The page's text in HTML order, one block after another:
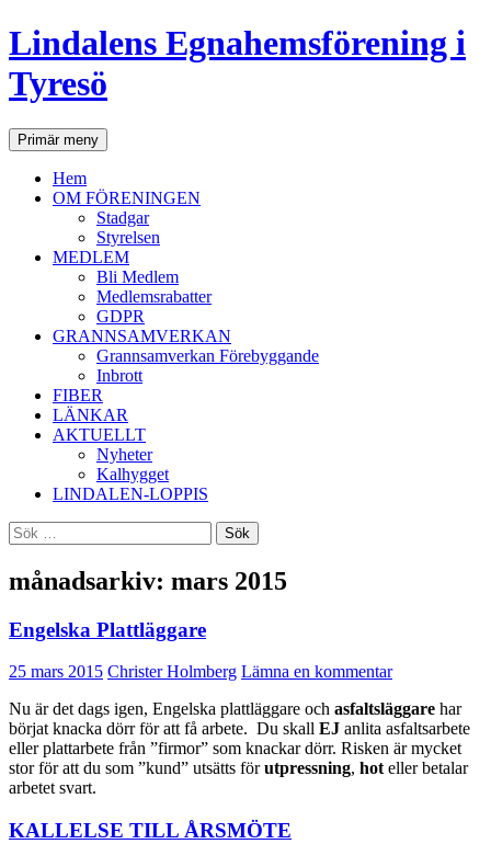
Lindalens Egnahemsförening i
Tyresö
SökPrimär meny Hoppa
till
Hem
OM FÖRENINGEN
Stadgar
Styrelsen
MEDLEM
Bli Medlem
Medlemsrabatter
GDPR
GRANNSAMVERKAN
Grannsamverkan Förebyggande
Inbrott
FIBER
LÄNKAR
AKTUELLT
Nyheter
Kalhygget
LINDALEN-LOPPIS
Sök
efter:
månadsarkiv: mars 2015
Engelska Plattläggare
25 mars 2015 Christer Holmberg Lämna en kommentar
Nu är det dags igen, Engelska plattläggare och asfaltsläggare har
börjat knacka dörr för att få arbete. Du skall EJ anlita asfaltsarbete
eller plattarbete från ”firmor” som knackar dörr. Risken är mycket
stor för att du som ”kund” utsätts förutpressning, hoteller betalar
arbetet svart.
KALLELSE TILL ÅRSMÖTE